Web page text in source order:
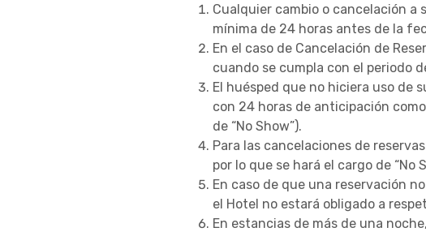
Cualquier cambio o cancelación a
mínima de 24 horas antes de la
En el caso de Cancelación de
cuando se cumpla con el periodo
El huésped que no hiciera uso de
con 24 horas de anticipación
de “No Show”).
Para las cancelaciones de
por lo que se hará el cargo de “No
En caso de que una reservación
el Hotel no estará obligado a
En estancias de más de una